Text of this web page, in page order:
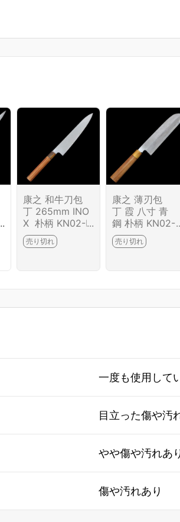
康之 和牛刀包
丁 265mm INO
X 朴柄 KN02-B
6643-2L1D
売り切れ
康之 薄刃包
丁 霞 八寸 青
鋼 朴柄 KN02-B
6687-2L1C
売り切れ
一度も使用して
目立った傷や汚
やや傷や汚れあ
傷や汚れあり